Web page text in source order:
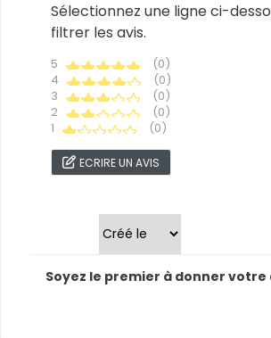
Sélectionnez une ligne ci-
filtrer les avis.
5
(0)
4
(0)
3
(0)
2
(0)
1
(0)
ECRIRE UN AVIS
Soyez le premier à donner votre